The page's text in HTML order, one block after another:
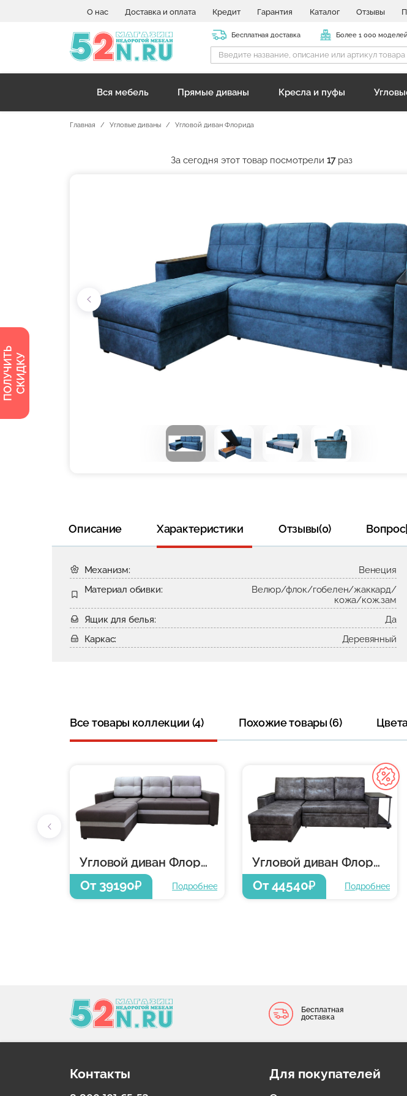
О нас Доставка и оплата Кредит Гарантия Каталог Отзывы
Бесплатная доставка Более 1 000 моделей
Вся мебель Прямые диваны Кресла и пуфы
Главная Угловые диваны Угловой диван Флорида
За сегодня этот товар посмотрели 17раз
Описание Характеристики Отзывы(0)
Механизм:
Венеция
Материал обивки:
Велюр/флок/гобелен/жаккард/
кожа/кож.зам
Ящик для белья:
Да
Каркас:
Деревянный
Все товары коллекции (4) Похожие товары (6)
Угловой диван Флорида
От 39190₽ Подробнее
Угловой диван Флорида
От 44540₽ Подробнее
Бесплатная
доставка
Контакты Для покупателей